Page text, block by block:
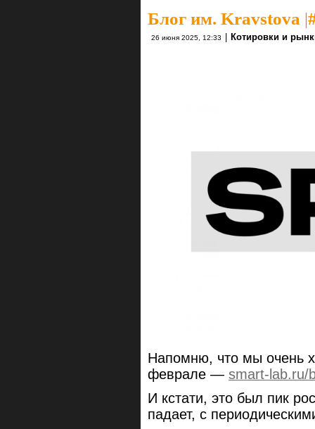
Блог им. Kravstova |
26 июня 2025, 12:33 Котировки и
Напомню, что мы очень
феврале — smart-lab.ru/
И кстати, это был пик
падает, с